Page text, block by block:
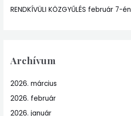
RENDKÍVÜLI KÖZGYŰLÉS február 7-
Archívum
2026. március
2026. február
2026. január